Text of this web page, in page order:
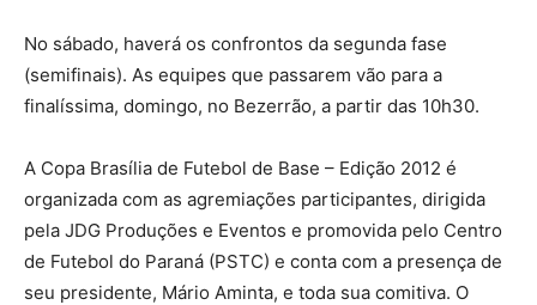
No sábado, haverá os confrontos da segunda fase
(semifinais). As equipes que passarem vão para a
finalíssima, domingo, no Bezerrão, a partir das 10h30.
A Copa Brasília de Futebol de Base – Edição 2012 é
organizada com as agremiações participantes, dirigida
pela JDG Produções e Eventos e promovida pelo Centro
de Futebol do Paraná (PSTC) e conta com a presença de
seu presidente, Mário Aminta, e toda sua comitiva. O